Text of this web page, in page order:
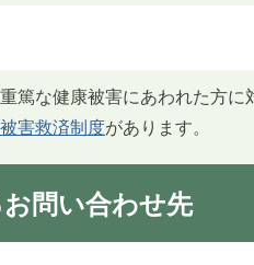
篤な健康被害にあわれた方
害救済制度があります。
問い合わせ先